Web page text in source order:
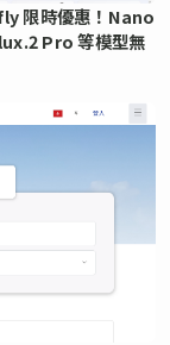
限時優惠！Nano
Pro 等模型無